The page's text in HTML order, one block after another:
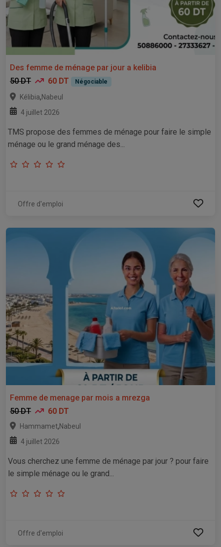
Des femme de ménage par jour a kelibia
50 DT
60 DT Négociable
Kélibia,Nabeul
4 juillet 2026
TMS propose des femmes de ménage pour faire le simple
ménage ou le grand ménage des...
Offre d'emploi
Femme de menage par mois a mrezga
50 DT
60 DT
Hammamet,Nabeul
4 juillet 2026
Vous cherchez une femme de ménage par jour ? pour faire
le simple ménage ou le grand...
Offre d'emploi